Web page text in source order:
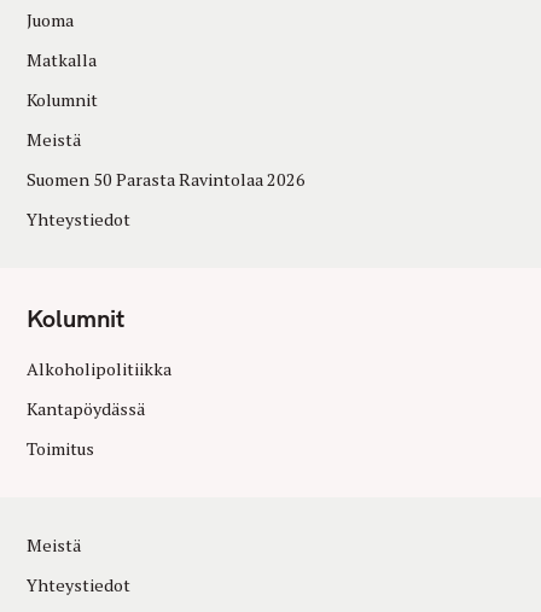
Juoma
Matkalla
Kolumnit
Meistä
Suomen 50 Parasta Ravintolaa 2026
Yhteystiedot
Kolumnit
Alkoholipolitiikka
Kantapöydässä
Toimitus
Meistä
Yhteystiedot